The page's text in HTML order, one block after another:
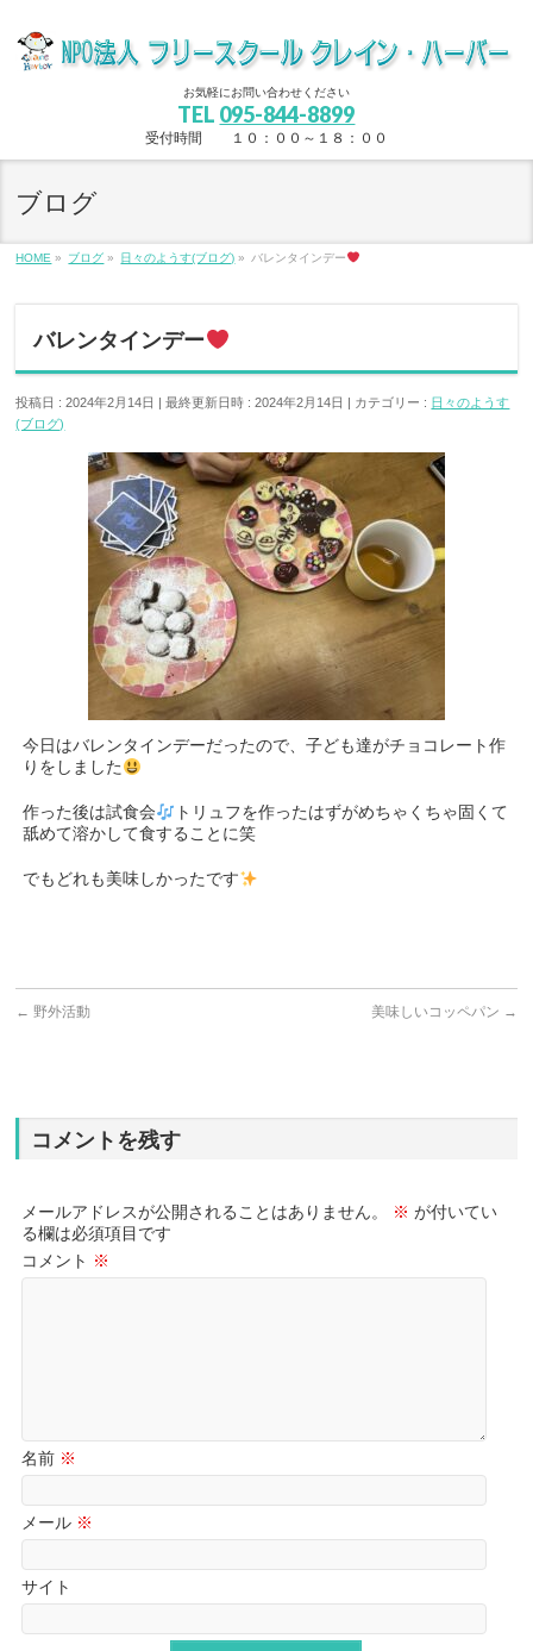
お気軽にお問い合わせください
TEL 095-844-8899
受付時間 １０：００～１８：００
ブログ
HOME » ブログ » 日々のようす(ブログ) » バレンタインデー
バレンタインデー
投稿日 : 2024年2月14日 最終更新日時 : 2024年2月14日 カテゴリー : 日々のようす
(ブログ)
今日はバレンタインデーだったので、子ども達がチョコレート作
りをしました
作った後は試食会
トリュフを作ったはずがめちゃくちゃ固くて
舐めて溶かして食することに笑
でもどれも美味しかったです
← 野外活動 美味しいコッペパン →
コメントを残す
メールアドレスが公開されることはありません。 ※ が付いてい
る欄は必須項目です
コメント ※
名前 ※
メール ※
サイト